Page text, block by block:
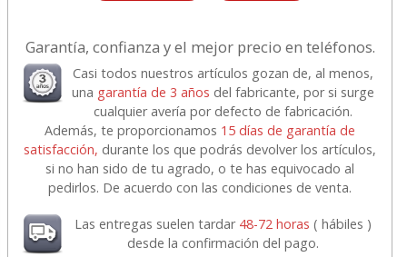
Garantía, confianza y el mejor precio en teléfonos.
Casi todos nuestros artículos gozan de, al menos,
una garantía de 3 años del fabricante, por si surge
cualquier avería por defecto de fabricación.
Además, te proporcionamos 15 días de garantía de
satisfacción, durante los que podrás devolver los artículos,
si no han sido de tu agrado, o te has equivocado al
pedirlos. De acuerdo con las condiciones de venta.
Las entregas suelen tardar 48-72 horas ( hábiles )
desde la confirmación del pago.